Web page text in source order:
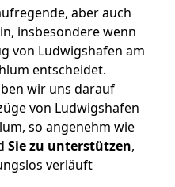
aber auch
insbesondere wenn
von Ludwigshafen am
entscheidet.
wir uns darauf
von Ludwigshafen
so angenehm wie
Sie zu unterstützen,
verläuft